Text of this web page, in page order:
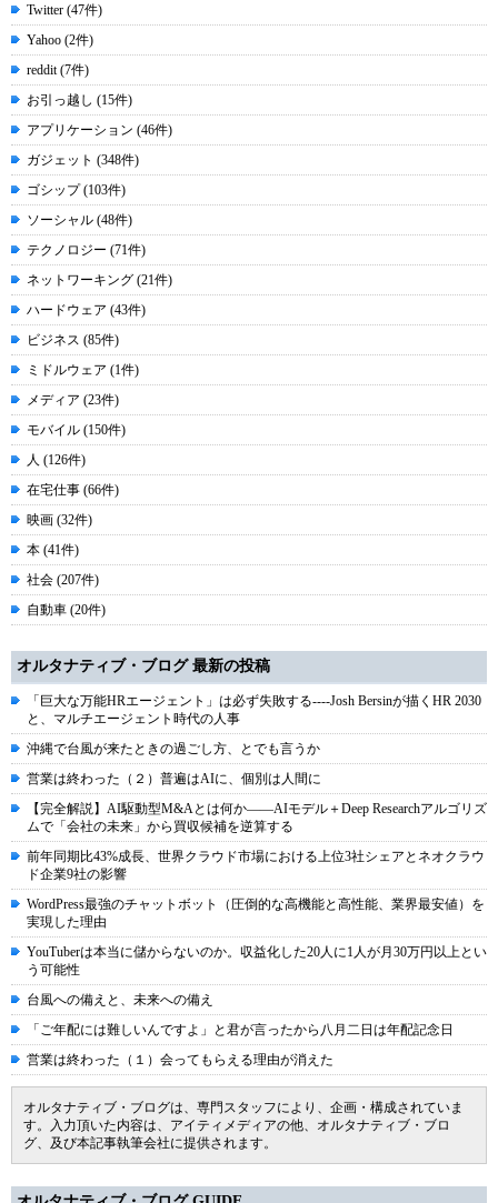
Twitter (47件)
Yahoo (2件)
reddit (7件)
お引っ越し (15件)
アプリケーション (46件)
ガジェット (348件)
ゴシップ (103件)
ソーシャル (48件)
テクノロジー (71件)
ネットワーキング (21件)
ハードウェア (43件)
ビジネス (85件)
ミドルウェア (1件)
メディア (23件)
モバイル (150件)
人 (126件)
在宅仕事 (66件)
映画 (32件)
本 (41件)
社会 (207件)
自動車 (20件)
オルタナティブ・ブログ 最新の投稿
「巨大な万能HRエージェント」は必ず失敗する----Josh Bersinが描くHR 2030
と、マルチエージェント時代の人事
沖縄で台風が来たときの過ごし方、とでも言うか
営業は終わった（２）普遍はAIに、個別は人間に
【完全解説】AI駆動型M&Aとは何か――AIモデル＋Deep Researchアルゴリズ
ムで「会社の未来」から買収候補を逆算する
前年同期比43%成長、世界クラウド市場における上位3社シェアとネオクラウ
ド企業9社の影響
WordPress最強のチャットボット（圧倒的な高機能と高性能、業界最安値）を
実現した理由
YouTuberは本当に儲からないのか。収益化した20人に1人が月30万円以上とい
う可能性
台風への備えと、未来への備え
「ご年配には難しいんですよ」と君が言ったから八月二日は年配記念日
営業は終わった（１）会ってもらえる理由が消えた
オルタナティブ・ブログは、専門スタッフにより、企画・構成されていま
す。入力頂いた内容は、アイティメディアの他、オルタナティブ・ブロ
グ、及び本記事執筆会社に提供されます。